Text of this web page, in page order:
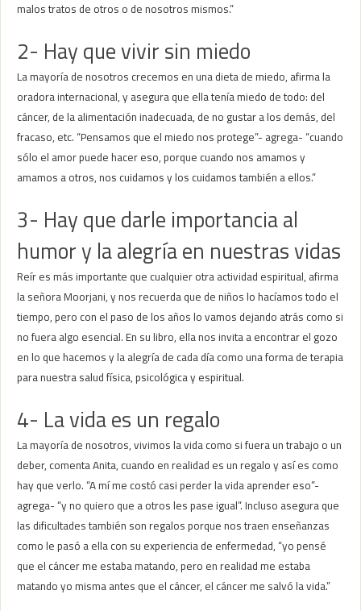
malos tratos de otros o de nosotros mismos.”
2- Hay que vivir sin miedo
La mayoría de nosotros crecemos en una dieta de miedo, afirma la
oradora internacional, y asegura que ella tenía miedo de todo: del
cáncer, de la alimentación inadecuada, de no gustar a los demás, del
fracaso, etc. “Pensamos que el miedo nos protege”- agrega- “cuando
sólo el amor puede hacer eso, porque cuando nos amamos y
amamos a otros, nos cuidamos y los cuidamos también a ellos.”
3- Hay que darle importancia al
humor y la alegría en nuestras vidas
Reír es más importante que cualquier otra actividad espiritual, afirma
la señora Moorjani, y nos recuerda que de niños lo hacíamos todo el
tiempo, pero con el paso de los años lo vamos dejando atrás como si
no fuera algo esencial. En su libro, ella nos invita a encontrar el gozo
en lo que hacemos y la alegría de cada día como una forma de terapia
para nuestra salud física, psicológica y espiritual.
4- La vida es un regalo
La mayoría de nosotros, vivimos la vida como si fuera un trabajo o un
deber, comenta Anita, cuando en realidad es un regalo y así es como
hay que verlo. “A mí me costó casi perder la vida aprender eso”-
agrega- “y no quiero que a otros les pase igual”. Incluso asegura que
las dificultades también son regalos porque nos traen enseñanzas
como le pasó a ella con su experiencia de enfermedad, “yo pensé
que el cáncer me estaba matando, pero en realidad me estaba
matando yo misma antes que el cáncer, el cáncer me salvó la vida.”